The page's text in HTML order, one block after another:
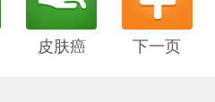
下一页
白血病皮肤癌